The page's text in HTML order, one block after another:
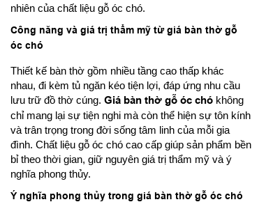
nhiên của chất liệu gỗ óc chó.
Công năng và giá trị thẩm mỹ từ giá bàn thờ gỗ
óc chó
Thiết kế bàn thờ gồm nhiều tầng cao thấp khác
nhau, đi kèm tủ ngăn kéo tiện lợi, đáp ứng nhu cầu
lưu trữ đồ thờ cúng. Giá bàn thờ gỗ óc chó không
chỉ mang lại sự tiện nghi mà còn thể hiện sự tôn kính
và trân trọng trong đời sống tâm linh của mỗi gia
đình. Chất liệu gỗ óc chó cao cấp giúp sản phẩm bền
bỉ theo thời gian, giữ nguyên giá trị thẩm mỹ và ý
nghĩa phong thủy.
Ý nghĩa phong thủy trong giá bàn thờ gỗ óc chó